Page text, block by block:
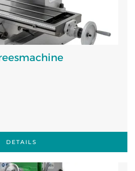
DETAILS